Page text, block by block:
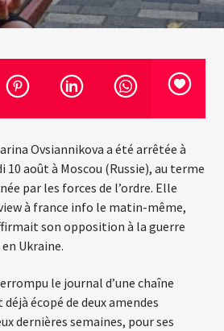
Années 100% 80s
Le-Mosquitos
Sicily
Années 70
Ovsiannikova a été arrêtée à
août à Moscou (Russie), au terme
par les forces de l’ordre. Elle
à france info le matin-même,
son opposition à la guerre
Ukraine.
le journal d’une chaîne
écopé de deux amendes
dernières semaines, pour ses